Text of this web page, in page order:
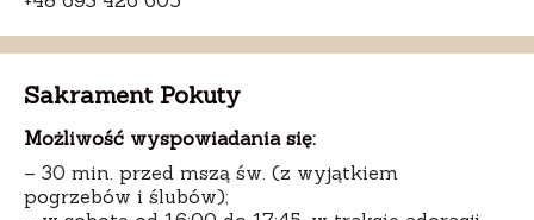
Sakrament Pokuty
Możliwość wyspowiadania się:
– 30 min. przed mszą św. (z wyjątkiem
pogrzebów i ślubów);